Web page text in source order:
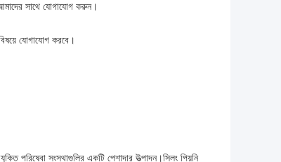
সাথে যোগাযোগ করুন।
যোগাযোগ করবে।
পরিষেবা সংস্থাগুলির একটি পেশাদার উত্পাদন।সিলং পিয়নি